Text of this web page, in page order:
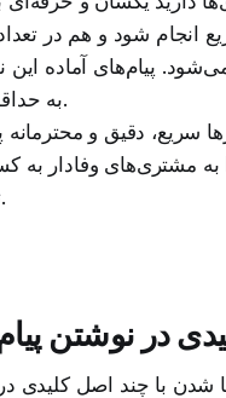
شود و هم در تعداد
پیام‌های آماده این
به حداقل می‌رسانند.
سریع، دقیق و محترمانه
به مشتری‌های وفادار به
تبدیل می‌کند.
در نوشتن
شدن با چند اصل کلیدی